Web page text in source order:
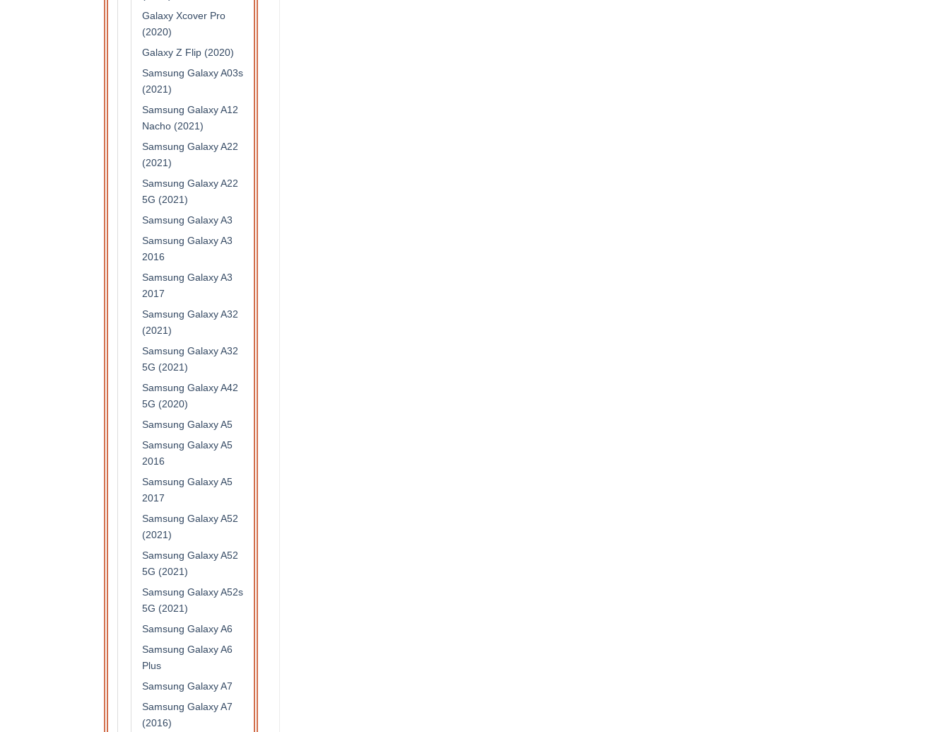
Galaxy Xcover Pro
(2020)
Galaxy Z Flip (2020)
Samsung Galaxy A03s
(2021)
Samsung Galaxy A12
Nacho (2021)
Samsung Galaxy A22
(2021)
Samsung Galaxy A22
5G (2021)
Samsung Galaxy A3
Samsung Galaxy A3
2016
Samsung Galaxy A3
2017
Samsung Galaxy A32
(2021)
Samsung Galaxy A32
5G (2021)
Samsung Galaxy A42
5G (2020)
Samsung Galaxy A5
Samsung Galaxy A5
2016
Samsung Galaxy A5
2017
Samsung Galaxy A52
(2021)
Samsung Galaxy A52
5G (2021)
Samsung Galaxy A52s
5G (2021)
Samsung Galaxy A6
Samsung Galaxy A6
Plus
Samsung Galaxy A7
Samsung Galaxy A7
(2016)